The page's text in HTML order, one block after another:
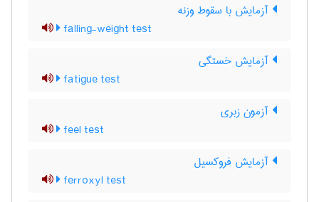
آزمایش با سقوط وزنه
falling-weight test
آزمایش خستگی
fatigue test
آزمون زبری
feel test
آزمایش فروکسیل
ferroxyl test